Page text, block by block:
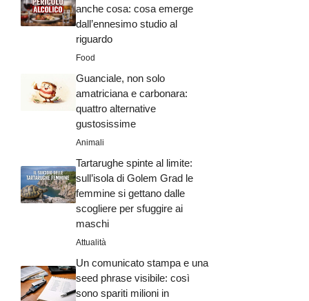
anche cosa: cosa emerge
dall’ennesimo studio al
riguardo
Food
Guanciale, non solo
amatriciana e carbonara:
quattro alternative
gustosissime
Animali
Tartarughe spinte al limite:
sull’isola di Golem Grad le
femmine si gettano dalle
scogliere per sfuggire ai
maschi
Attualità
Un comunicato stampa e una
seed phrase visibile: così
sono spariti milioni in